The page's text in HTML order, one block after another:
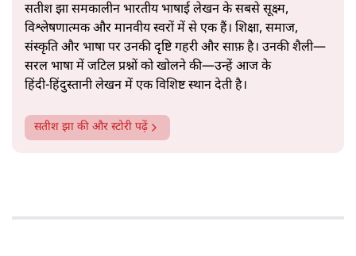
सतीश झा समकालीन भारतीय भाषाई लेखन के सबसे सूक्ष्म,
विश्लेषणात्मक और मानवीय स्वरों में से एक हैं। शिक्षा, समाज,
संस्कृति और भाषा पर उनकी दृष्टि गहरी और साफ़ है। उनकी शैली—
सरल भाषा में जटिल प्रश्नों को खोलने की—उन्हें आज के
हिंदी‑हिंदुस्तानी लेखन में एक विशिष्ट स्थान देती है।
सतीश झा की और स्टोरी पढ़ें